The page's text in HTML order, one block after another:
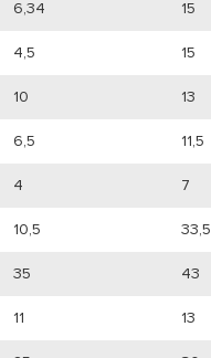
6,34 15
4,5 15
10 13
6,5 11,5
4 7
10,5 33,5
35 43
11 13